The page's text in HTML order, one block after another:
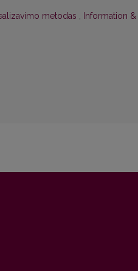
metodas , Information &